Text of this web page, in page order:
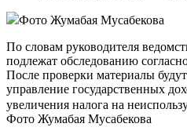
Фото Жумабая Мусабекова
По словам руководителя
подлежат обследованию
После проверки материалы
управление государственных
увеличения налога на
Фото Жумабая Мусабекова